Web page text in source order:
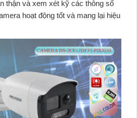
thận và xem xét kỹ các thông số
hoạt động tốt và mang lại hiệu